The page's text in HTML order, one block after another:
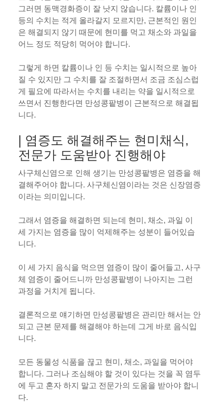
그러면 동맥경화증이 잘 낫지 않습니다. 칼륨이나 인
등의 수치는 적게 올라갈지 모르지만, 근본적인 원인
은 해결되지 않기 때문에 현미를 먹고 채소와 과일을
어느 정도 적당히 먹어야 합니다.
그렇게 하면 칼륨이나 인 등 수치는 일시적으로 높아
질 수 있지만 그 수치를 잘 조절하면서 조금 조심스럽
게 필요에 따라서는 수치를 내리는 약을 일시적으로
쓰면서 진행한다면 만성콩팥병이 근본적으로 해결됩
니다.
| 염증도 해결해주는 현미채식,
전문가 도움받아 진행해야
사구체신염으로 인해 생기는 만성콩팥병은 염증을 해
결해주어야 합니다. 사구체신염이라는 것은 신장염증
이라는 의미입니다.
그래서 염증을 해결하면 되는데 현미, 채소, 과일 이
세 가지는 염증을 많이 억제해주는 성분이 들어있습
니다.
이 세 가지 음식을 먹으면 염증이 많이 줄어들고, 사구
체 염증이 줄어드니까 만성콩팥병이 나아지는 그런
과정을 거치게 됩니다.
결론적으로 얘기하면 만성콩팥병은 관리만 해서는 안
되고 근본 문제를 해결해야 하는데 그게 바로 음식입
니다.
모든 동물성 식품을 끊고 현미, 채소, 과일을 먹어야
합니다. 그러나 조심해야 할 것이 있다는 것을 꼭 염두
에 두고 혼자 하지 말고 전문가의 도움을 받아야 합니
다.